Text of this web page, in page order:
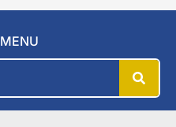
MENU